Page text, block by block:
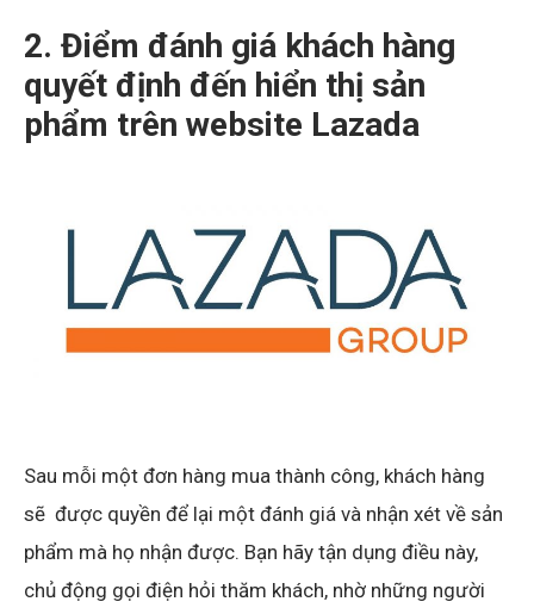
2. Điểm đánh giá khách hàng
quyết định đến hiển thị sản
phẩm trên website Lazada
Sau mỗi một đơn hàng mua thành công, khách hàng
sẽ được quyền để lại một đánh giá và nhận xét về sản
phẩm mà họ nhận được. Bạn hãy tận dụng điều này,
chủ động gọi điện hỏi thăm khách, nhờ những người